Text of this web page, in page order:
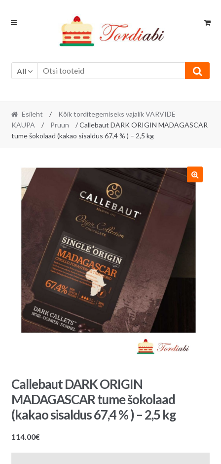
Skip
Skip
All
Esileht /
Kõik torditegemiseks vajalik VÄRVIDE
KAUPA
/ Pruun
/ Callebaut DARK ORIGIN MADAGASCAR
tume šokolaad (kakao sisaldus 67,4 % ) – 2,5 kg
Callebaut DARK ORIGIN
MADAGASCAR tume šokolaad
(kakao sisaldus 67,4 % ) – 2,5 kg
114.00€